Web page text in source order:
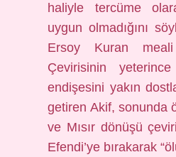
haliyle tercüme
uygun olmadığını
Ersoy Kuran
Çevirisinin yeterince
endişesini yakın
getiren Akif, sonunda
ve Mısır dönüşü
Efendi’ye bırakarak